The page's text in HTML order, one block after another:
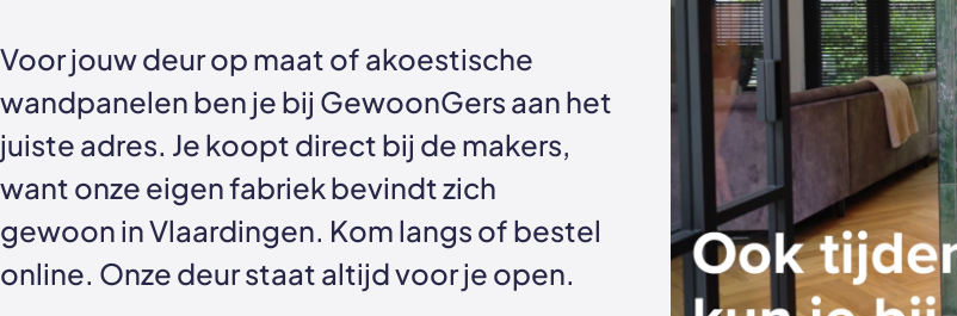
Voor jouw deur op maat of akoestische
wandpanelen ben je bij GewoonGers aan het
juiste adres. Je koopt direct bij de makers,
want onze eigen fabriek bevindt zich
gewoon in Vlaardingen. Kom langs of bestel
online. Onze deur staat altijd voor je open.